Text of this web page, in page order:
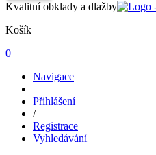
Kvalitní obklady a dlažby
Košík
0
Navigace
Přihlášení
/
Registrace
Vyhledávání